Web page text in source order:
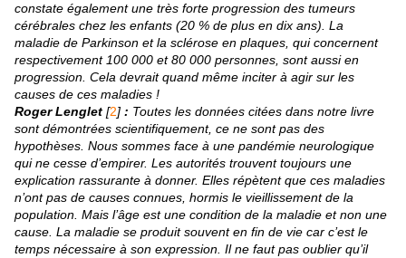
constate également une très forte progression des tumeurs
cérébrales chez les enfants (20 % de plus en dix ans). La
maladie de Parkinson et la sclérose en plaques, qui concernent
respectivement 100 000 et 80 000 personnes, sont aussi en
progression. Cela devrait quand même inciter à agir sur les
causes de ces maladies !
Roger Lenglet [2] : Toutes les données citées dans notre livre
sont démontrées scientifiquement, ce ne sont pas des
hypothèses. Nous sommes face à une pandémie neurologique
qui ne cesse d’empirer. Les autorités trouvent toujours une
explication rassurante à donner. Elles répètent que ces maladies
n’ont pas de causes connues, hormis le vieillissement de la
population. Mais l’âge est une condition de la maladie et non une
cause. La maladie se produit souvent en fin de vie car c’est le
temps nécessaire à son expression. Il ne faut pas oublier qu’il